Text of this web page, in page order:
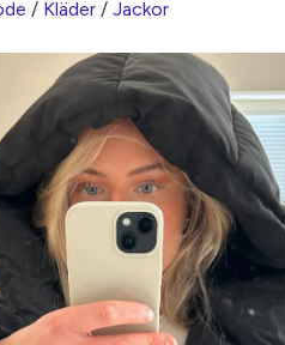
/ Kläder / Jackor